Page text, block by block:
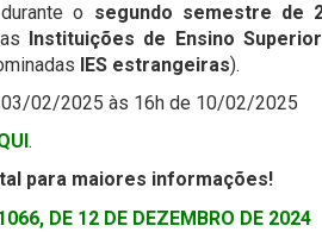
o segundo semestre de
Instituições de Ensino
IES estrangeiras).
02/2025 às 16h de 10/02/2025
.
para maiores informações!
DE 12 DE DEZEMBRO DE 2024